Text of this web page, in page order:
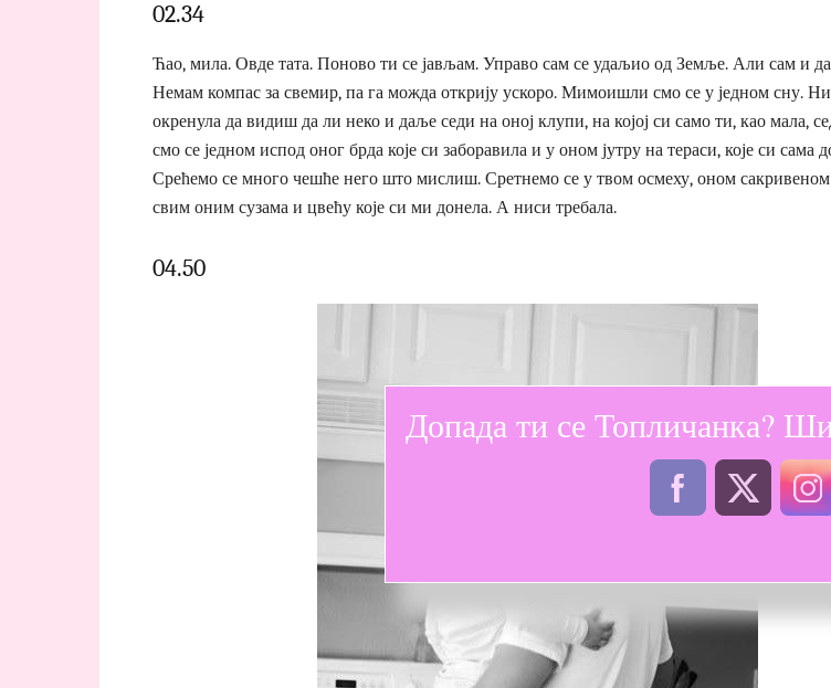
02.34
Ћао, мила. Овде тата. Поново ти се јављам. Управо сам се удаљио од Земље. Али сам и
Немам компас за свемир, па га можда открију ускоро. Мимоишли смо се у једном сну.
окренула да видиш да ли неко и даље седи на оној клупи, на којој си само ти, као мала,
смо се једном испод оног брда које си заборавила и у оном јутру на тераси, које си сама
Срећемо се много чешће него што мислиш. Сретнемо се у твом осмеху, оном сакривеном
свим оним сузама и цвећу које си ми донела. А ниси требала.
04.50
Допада ти се Топличанка?